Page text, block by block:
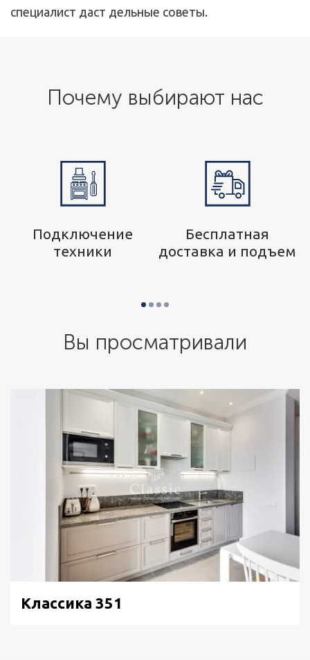
специалист даст дельные советы.
Почему выбирают нас
Подключение
техники
Бесплатная
доставка и подъем
Вы просматривали
Классика 351